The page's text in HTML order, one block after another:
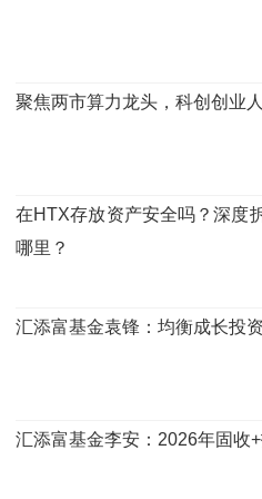
聚焦两市算力龙头，科创创业
在HTX存放资产安全吗？深度
哪里？
汇添富基金袁锋：均衡成长投资
汇添富基金李安：2026年固收